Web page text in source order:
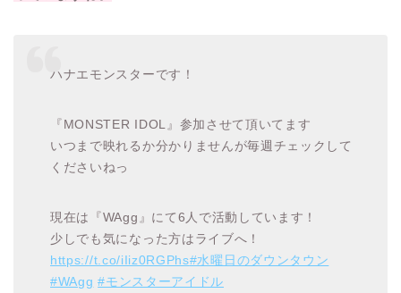
ハナエモンスターです！
『MONSTER IDOL』参加させて頂いてます
いつまで映れるか分かりませんが毎週チェックして
くださいねっ
現在は『WAgg』にて6人で活動しています！
少しでも気になった方はライブへ！
https://t.co/iIiz0RGPhs#水曜日のダウンタウン
#WAgg #モンスターアイドル